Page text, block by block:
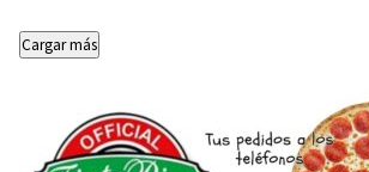
Cargar más